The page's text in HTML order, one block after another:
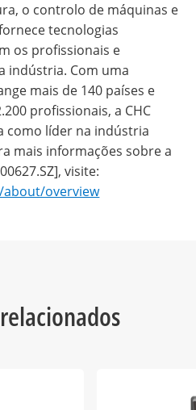
o controlo de máquinas e
tecnologias
os profissionais e
indústria. Com uma
mais de 140 países e
profissionais, a CHC
como líder na indústria
mais informações sobre a
visite:
about/overview